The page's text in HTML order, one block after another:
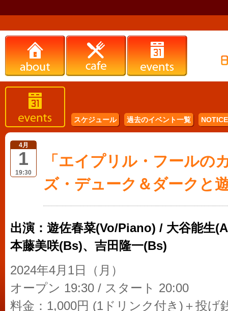
スケジュール 過去のイベント一覧
4月
1
19:30
「エイプリル・フールの
ズ・デューク＆ダークと
出演：遊佐春菜(Vo/Piano) / 大谷能生
本藤美咲(Bs)、吉田隆一(Bs)
2024年4月1日（月）
オープン 19:30 / スタート 20:00
料金：1,000円 (1ドリンク付き)＋投げ